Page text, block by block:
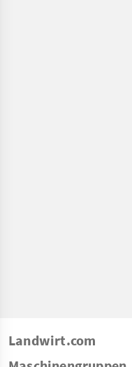
Landwirt.com